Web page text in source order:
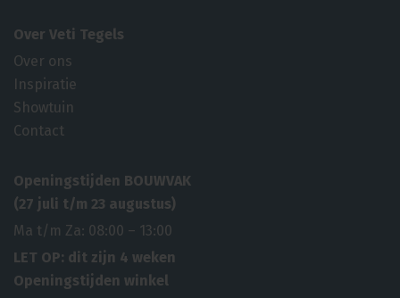
Over Veti Tegels
Over ons
Inspiratie
Showtuin
Contact
Openingstijden BOUWVAK
(27 juli t/m 23 augustus)
Ma t/m Za: 08:00 – 13:00
LET OP: dit zijn 4 weken
Openingstijden winkel